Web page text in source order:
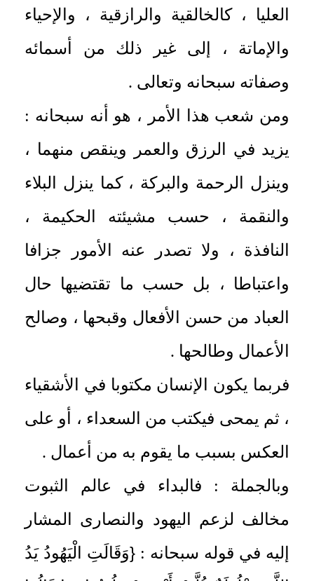
العليا ، كالخالقية والرازقية ، والإحياء
والإماتة ، إلى غير ذلك من أسمائه
وصفاته سبحانه وتعالى .
ومن شعب هذا الأمر ، هو أنه سبحانه :
يزيد في الرزق والعمر وينقص منهما ،
وينزل الرحمة والبركة ، كما ينزل البلاء
والنقمة ، حسب مشيئته الحكيمة ،
النافذة ، ولا تصدر عنه الأمور جزافا
واعتباطا ، بل حسب ما تقتضيها حال
العباد من حسن الأفعال وقبحها ، وصالح
الأعمال وطالحها .
فربما يكون الإنسان مكتوبا في الأشقياء
، ثم يمحى فيكتب من السعداء ، أو على
العكس بسبب ما يقوم به من أعمال .
وبالجملة : فالبداء في عالم الثبوت
مخالف لزعم اليهود والنصارى المشار
إليه في قوله سبحانه : {وَقَالَتِ الْيَهُودُ يَدُ